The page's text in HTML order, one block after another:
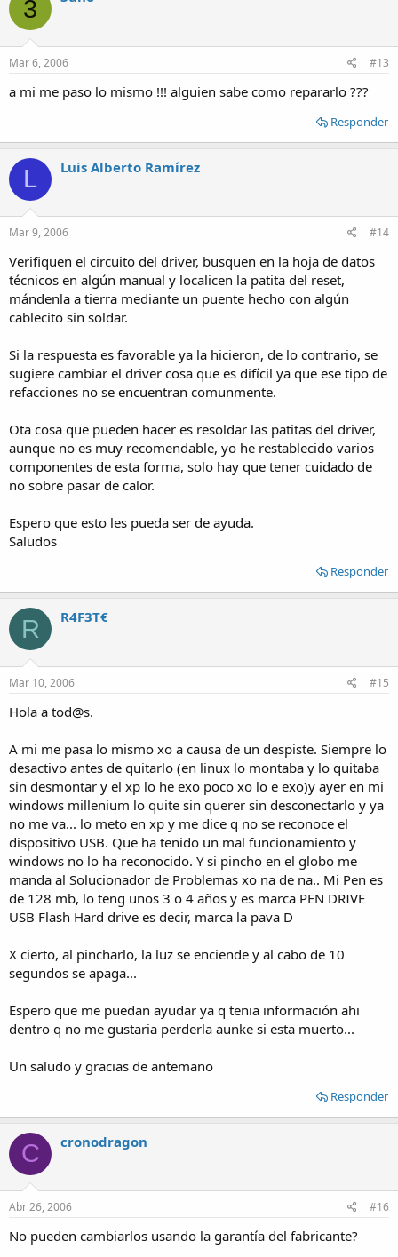
3
Mar 6, 2006 #13
a mi me paso lo mismo !!! alguien sabe como repararlo ???
Responder
L Luis Alberto Ramírez
Mar 9, 2006 #14
Verifiquen el circuito del driver, busquen en la hoja de datos
técnicos en algún manual y localicen la patita del reset,
mándenla a tierra mediante un puente hecho con algún
cablecito sin soldar.
Si la respuesta es favorable ya la hicieron, de lo contrario, se
sugiere cambiar el driver cosa que es difícil ya que ese tipo de
refacciones no se encuentran comunmente.
Ota cosa que pueden hacer es resoldar las patitas del driver,
aunque no es muy recomendable, yo he restablecido varios
componentes de esta forma, solo hay que tener cuidado de
no sobre pasar de calor.
Espero que esto les pueda ser de ayuda.
Saludos
Responder
R R4F3T€
Mar 10, 2006 #15
Hola a tod@s.
A mi me pasa lo mismo xo a causa de un despiste. Siempre lo
desactivo antes de quitarlo (en linux lo montaba y lo quitaba
sin desmontar y el xp lo he exo poco xo lo e exo)y ayer en mi
windows millenium lo quite sin querer sin desconectarlo y ya
no me va... lo meto en xp y me dice q no se reconoce el
dispositivo USB. Que ha tenido un mal funcionamiento y
windows no lo ha reconocido. Y si pincho en el globo me
manda al Solucionador de Problemas xo na de na.. Mi Pen es
de 128 mb, lo teng unos 3 o 4 años y es marca PEN DRIVE
USB Flash Hard drive es decir, marca la pava D
X cierto, al pincharlo, la luz se enciende y al cabo de 10
segundos se apaga...
Espero que me puedan ayudar ya q tenia información ahi
dentro q no me gustaria perderla aunke si esta muerto...
Un saludo y gracias de antemano
Responder
C cronodragon
Abr 26, 2006 #16
No pueden cambiarlos usando la garantía del fabricante?